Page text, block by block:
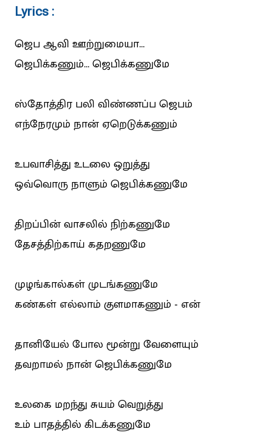
Lyrics :
ஜெப ஆவி ஊற்றுமையா...
ஜெபிக்கணும்... ஜெபிக்கணுமே
ஸ்தோத்திர பலி விண்ணப்ப ஜெபம்
எந்நேரமும் நான் ஏறெடுக்கணும்
உபவாசித்து உடலை ஒறுத்து
ஒவ்வொரு நாளும் ஜெபிக்கணுமே
திறப்பின் வாசலில் நிற்கணுமே
தேசத்திற்காய் கதறணுமே
முழங்கால்கள் முடங்கணுமே
கண்கள் எல்லாம் குளமாகணும் - என்
தானியேல் போல மூன்று வேளையும்
தவறாமல் நான் ஜெபிக்கணுமே
உலகை மறந்து சுயம் வெறுத்து
உம் பாதத்தில் கிடக்கணுமே